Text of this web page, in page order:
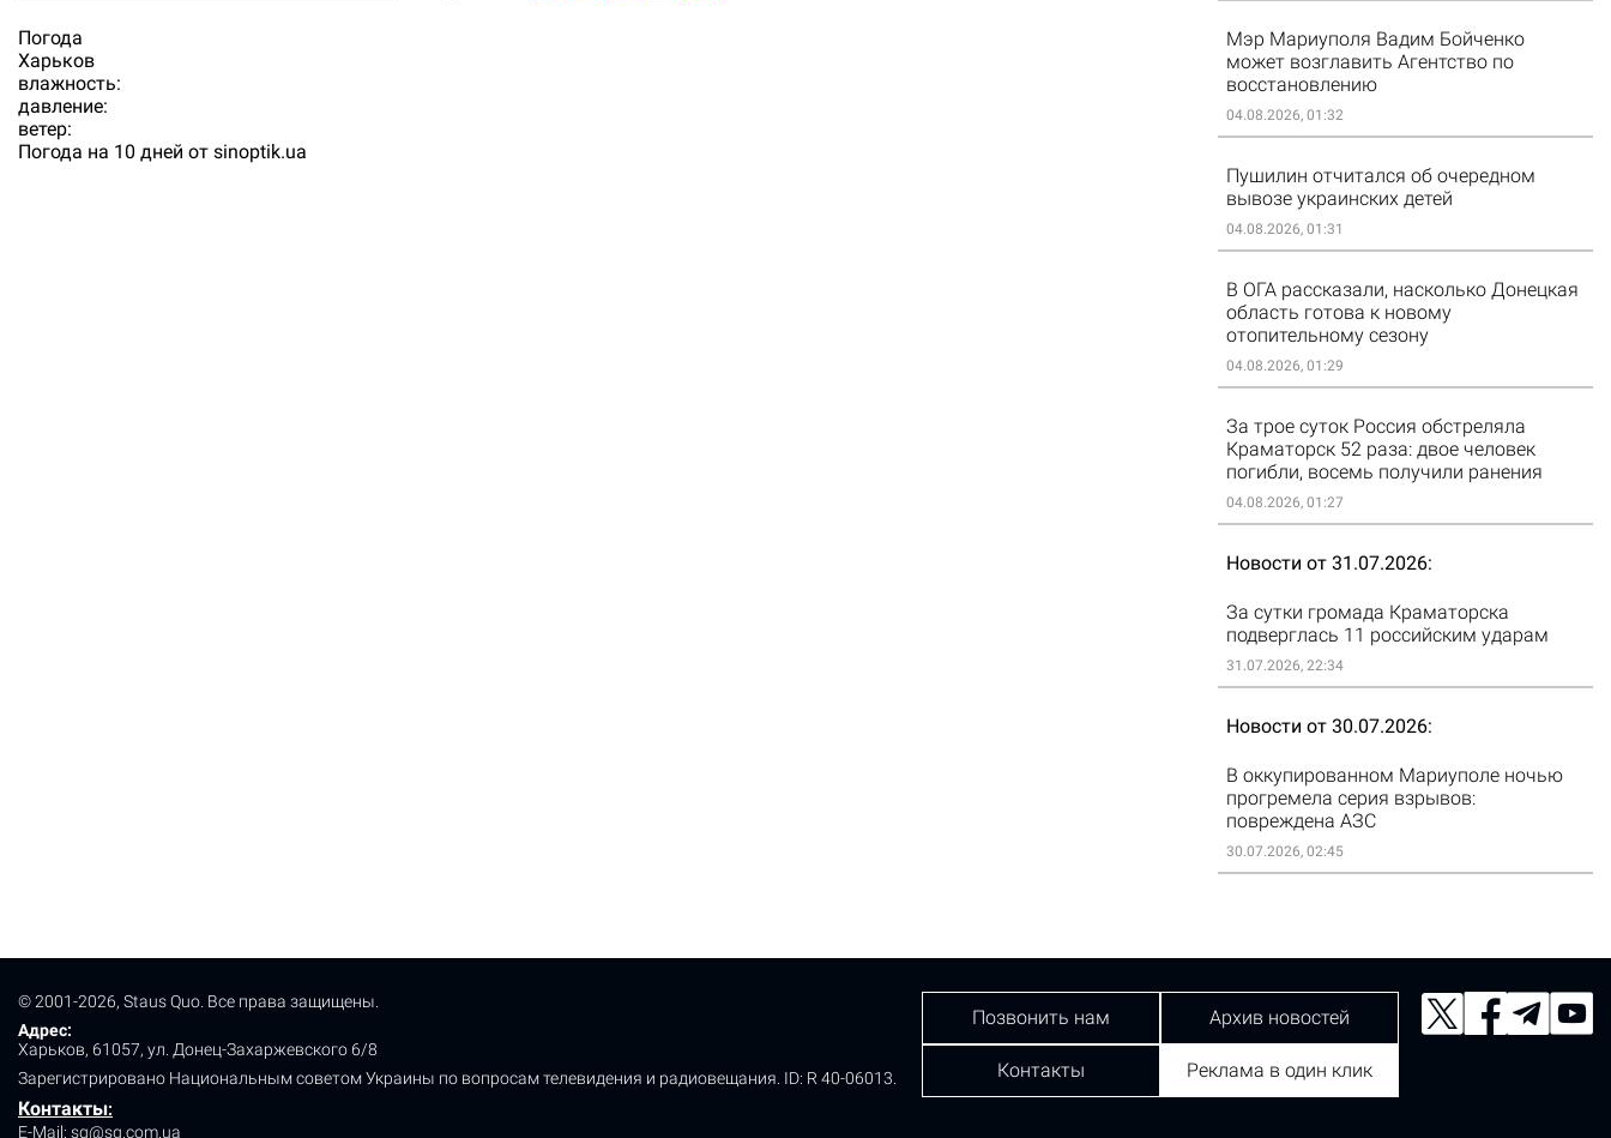
Погода
Харьков
влажность:
давление:
ветер:
Погода на 10 дней от sinoptik.ua
Мэр Мариуполя Вадим Бойченко
может возглавить Агентство по
восстановлению
04.08.2026, 01:32
Пушилин отчитался об очередном
вывозе украинских детей
04.08.2026, 01:31
В ОГА рассказали, насколько Донецкая
область готова к новому
отопительному сезону
04.08.2026, 01:29
За трое суток Россия обстреляла
Краматорск 52 раза: двое человек
погибли, восемь получили ранения
04.08.2026, 01:27
Новости от 31.07.2026
За сутки громада Краматорска
подверглась 11 российским ударам
31.07.2026, 22:34
Новости от 30.07.2026
В оккупированном Мариуполе ночью
прогремела серия взрывов:
повреждена АЗС
30.07.2026, 02:45
© 2001-2026, Staus Quo. Все права защищены.
Адрес:
Харьков, 61057, ул. Донец-Захаржевского 6/8
Зарегистрировано Национальным советом Украины по вопросам телевидения и радиовещания. ID: R 40-06013.
Контакты:
E-Mail: sq@sq.com.ua
Позвонить нам Архив новостей
Контакты Реклама в один клик